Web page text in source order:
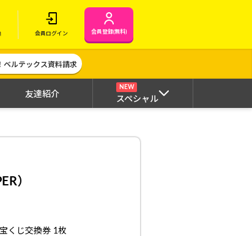
会員ログイン 会員登録(無料)
ベルテックス資料請求
友達紹介
NEW
スペシャル
）
くじ交換券 1枚